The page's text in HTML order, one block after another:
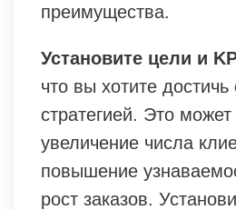
преимущества.
Установите цели и
что вы хотите
стратегией. Это
увеличение числа
повышение
рост заказов.